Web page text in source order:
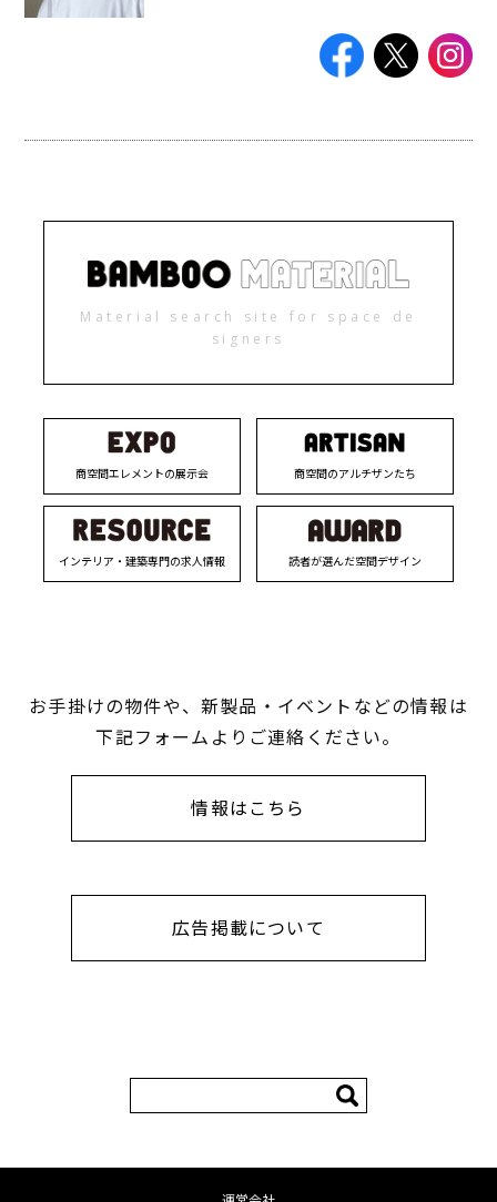
Material search site for space de
signers
商空間エレメントの展示会 商空間のアルチザンたち
インテリア・建築専門の求人情報 読者が選んだ空間デザイン
お手掛けの物件や、新製品・イベントなどの情報は
下記フォームよりご連絡ください。
情報はこちら
広告掲載について
索: